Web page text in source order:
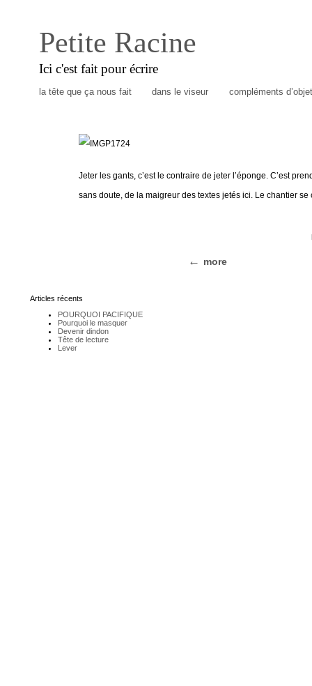
Petite Racine
Ici c'est fait pour écrire
la tête que ça nous fait dans le viseur compléments
Jeter les gants, c’est le contraire de jeter l’éponge. C’est
sans doute, de la maigreur des textes jetés ici. Le chantier se
more
Articles récents
POURQUOI PACIFIQUE
Pourquoi le masquer
Devenir dindon
Tête de lecture
Lever